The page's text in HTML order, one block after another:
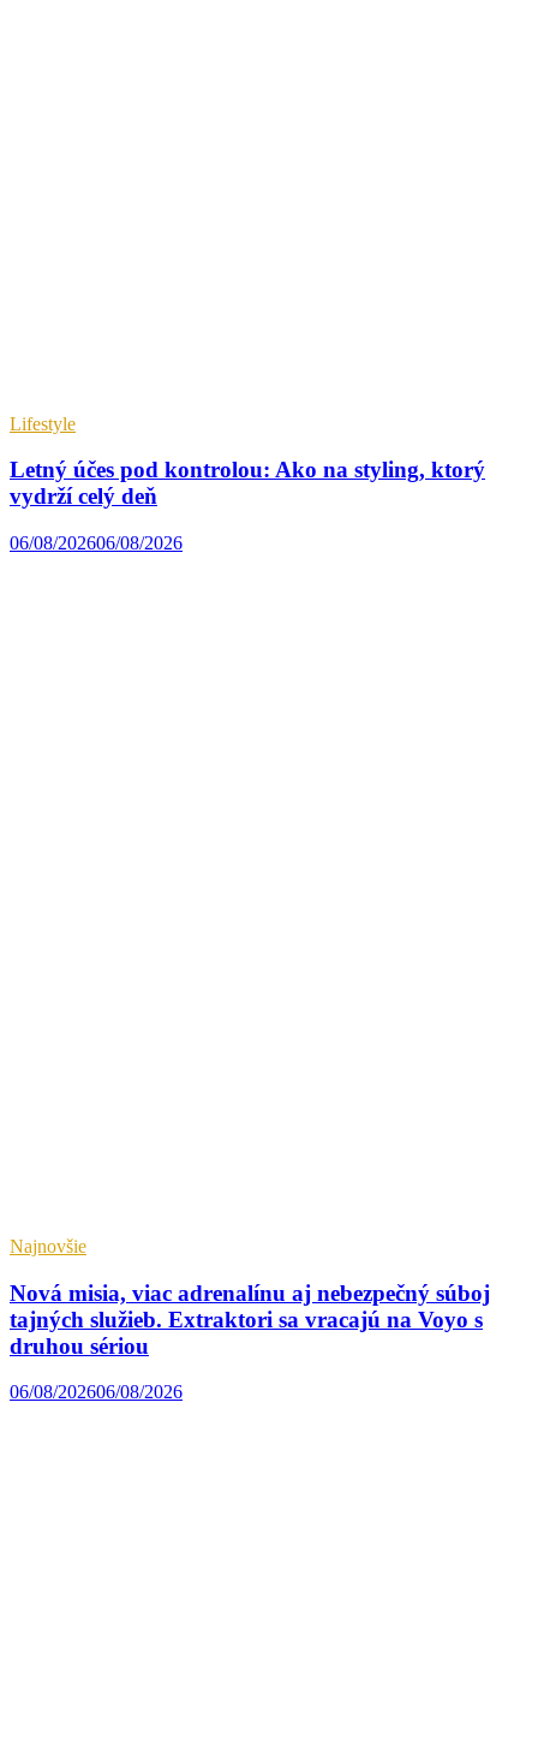
Lifestyle
Letný účes pod kontrolou: Ako na styling, ktorý
vydrží celý deň
06/08/202606/08/2026
Najnovšie
Nová misia, viac adrenalínu aj nebezpečný súboj
tajných služieb. Extraktori sa vracajú na Voyo s
druhou sériou
06/08/202606/08/2026